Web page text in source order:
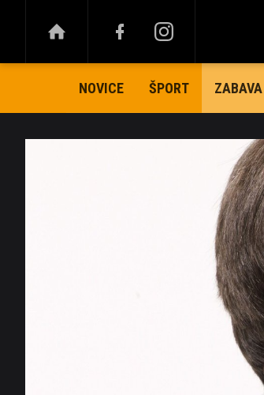
NOVICE ŠPORT ZABAVA